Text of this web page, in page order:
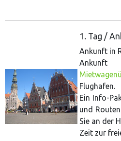
1. Tag /
Ankunft in
Flughafen.
Ein Info-
und
Sie an der
Zeit zur